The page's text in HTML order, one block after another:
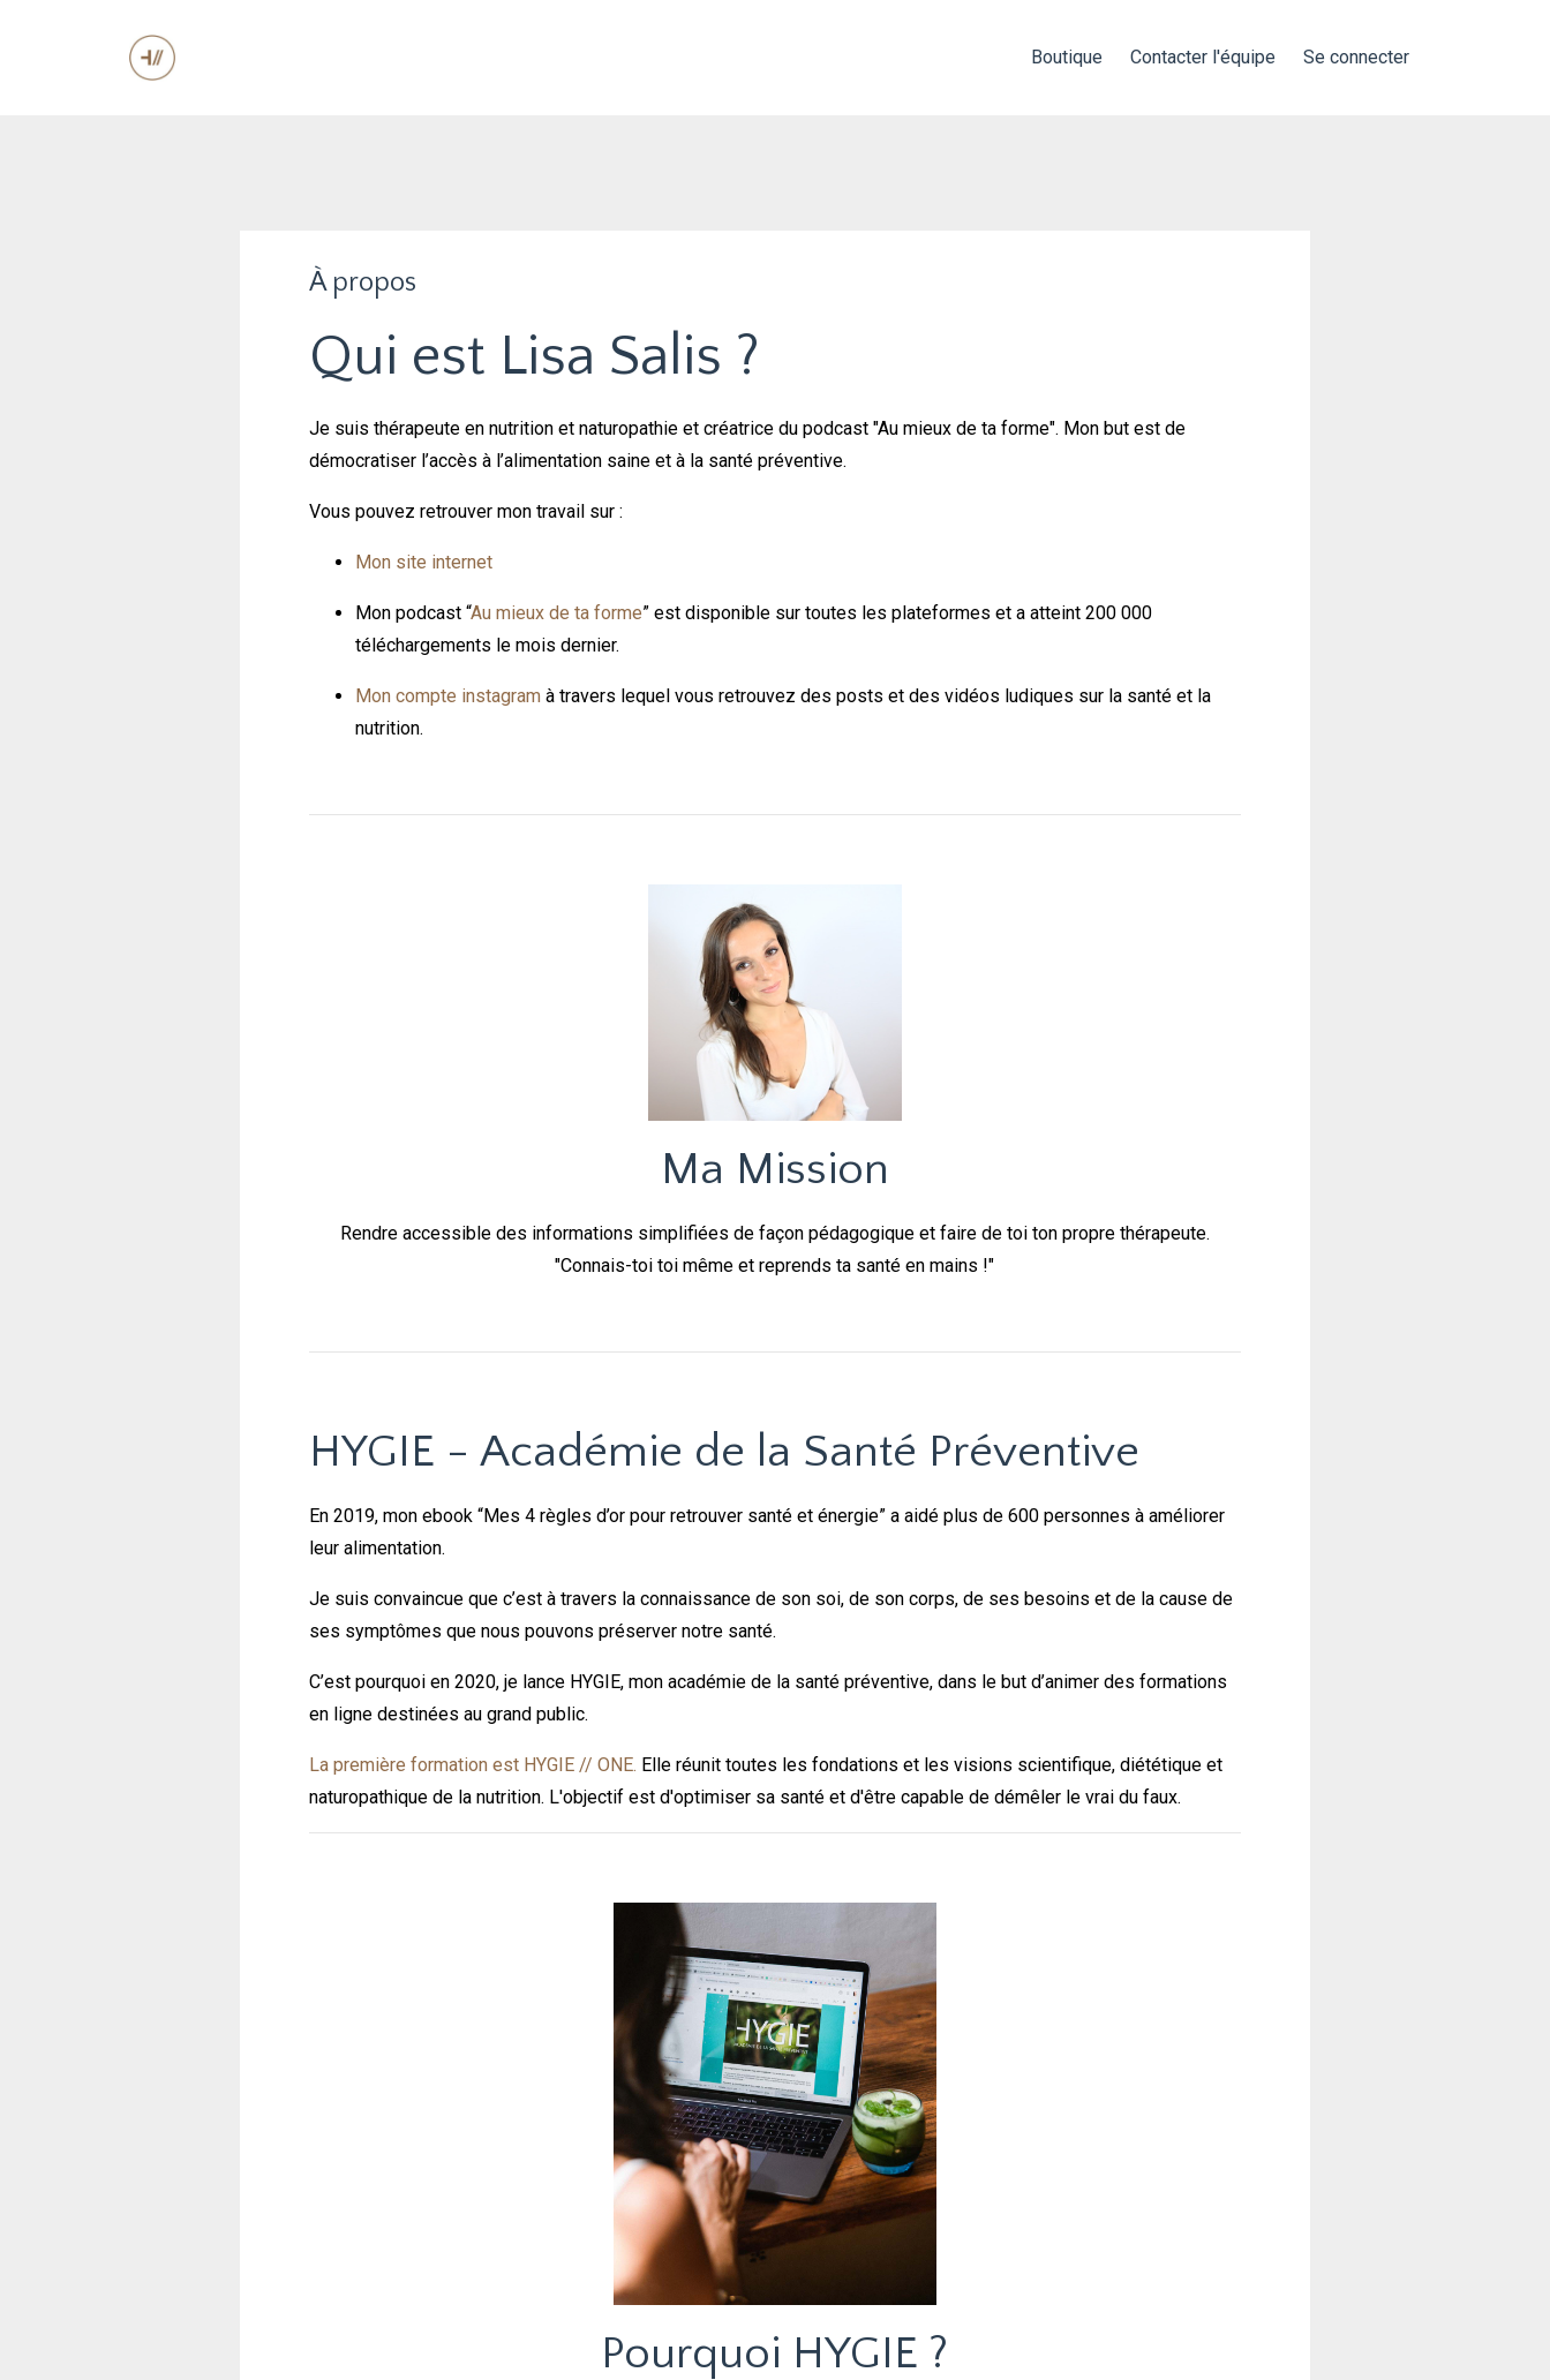
Boutique Contacter l'équipe Se connecter
À propos
Qui est Lisa Salis ?
Je suis thérapeute en nutrition et naturopathie et créatrice du podcast "Au mieux de ta forme". Mon but est de
démocratiser l’accès à l’alimentation saine et à la santé préventive.
Vous pouvez retrouver mon travail sur :
Mon site internet
Mon podcast“Au mieux de ta forme” est disponible sur toutes les plateformes et a atteint 200 000
téléchargements le mois dernier.
Mon compte instagram à travers lequel vous retrouvez des posts et des vidéos ludiques sur la santé et la
nutrition.
Ma Mission
Rendre accessible des informations simplifiées de façon pédagogique et faire de toi ton propre thérapeute.
"Connais-toi toi même et reprends ta santé en mains !"
HYGIE - Académie de la Santé Préventive
En 2019, mon ebook “Mes 4 règles d’or pour retrouver santé et énergie” a aidé plus de 600 personnes à améliorer
leur alimentation.
Je suis convaincue que c’est à travers la connaissance de son soi, de son corps, de ses besoins et de la cause de
ses symptômes que nous pouvons préserver notre santé.
C’est pourquoi en 2020, je lance HYGIE, mon académie de la santé préventive, dans le but d’animer des formations
en ligne destinées au grand public.
La première formation est HYGIE // ONE. Elle réunit toutes les fondations et les visions scientifique, diététique et
naturopathique de la nutrition. L'objectif est d'optimiser sa santé et d'être capable de démêler le vrai du faux.
Pourquoi HYGIE ?